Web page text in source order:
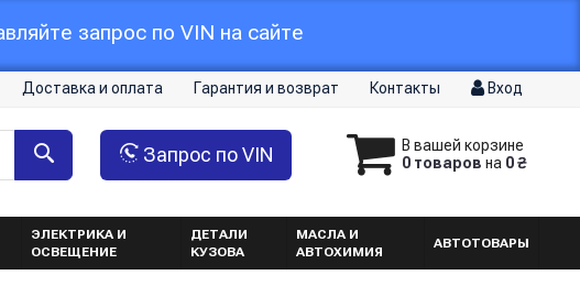
запрос по VIN на сайте
Доставка и оплата Гарантия и возврат Контакты Вход
В вашей корзине
0 товаров на 0 ₴
Запрос по VIN
ЭЛЕКТРИКА И
ОСВЕЩЕНИЕ
ДЕТАЛИ
КУЗОВА
МАСЛА И
АВТОХИМИЯ
АВТОТОВАРЫ